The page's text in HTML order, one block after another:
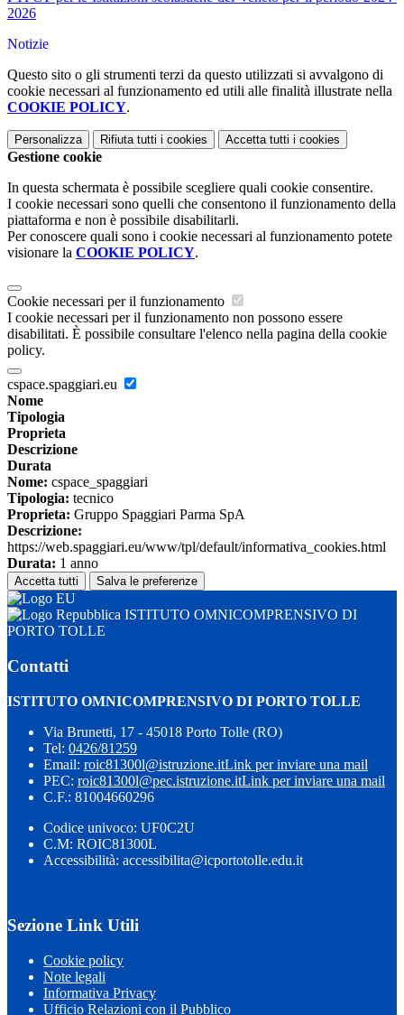
2026
Notizie
Questo sito o gli strumenti terzi da questo utilizzati si avvalgono di
cookie necessari al funzionamento ed utili alle finalità illustrate nella
COOKIE POLICY.
Personalizza Rifiuta tutti i cookies Accetta tutti i cookies
Gestione cookie
In questa schermata è possibile scegliere quali cookie consentire.
I cookie necessari sono quelli che consentono il funzionamento della
piattaforma e non è possibile disabilitarli.
Per conoscere quali sono i cookie necessari al funzionamento potete
visionare la COOKIE POLICY.
Cookie necessari per il funzionamento
I cookie necessari per il funzionamento non possono essere
disabilitati. È possibile consultare l'elenco nella pagina della cookie
policy.
cspace.spaggiari.eu
Nome
Tipologia
Proprieta
Descrizione
Durata
Nome: cspace_spaggiari
Tipologia: tecnico
Proprieta: Gruppo Spaggiari Parma SpA
Descrizione:
https://web.spaggiari.eu/www/tpl/default/informativa_cookies.html
Durata: 1 anno
Accetta tutti Salva le preferenze
ISTITUTO OMNICOMPRENSIVO DI
PORTO TOLLE
Contatti
ISTITUTO OMNICOMPRENSIVO DI PORTO TOLLE
Via Brunetti, 17 - 45018 Porto Tolle (RO)
Tel: 0426/81259
Email: roic81300l@istruzione.itLink per inviare una mail
PEC: roic81300l@pec.istruzione.itLink per inviare una mail
C.F.: 81004660296
Codice univoco: UF0C2U
C.M: ROIC81300L
Accessibilità: accessibilita@icportotolle.edu.it
Sezione Link Utili
Cookie policy
Note legali
Informativa Privacy
Ufficio Relazioni con il Pubblico